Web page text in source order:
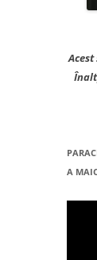
A